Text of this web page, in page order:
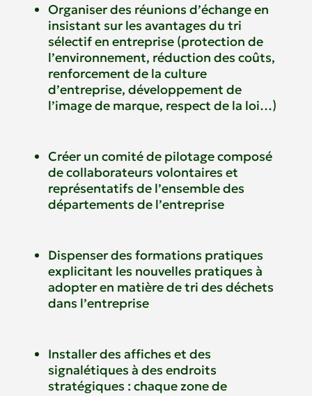
Organiser des réunions d’échange en
insistant sur les avantages du tri
sélectif en entreprise (protection de
l’environnement, réduction des coûts,
renforcement de la culture
d’entreprise, développement de
l’image de marque, respect de la loi…)
Créer un comité de pilotage composé
de collaborateurs volontaires et
représentatifs de l’ensemble des
départements de l’entreprise
Dispenser des formations pratiques
explicitant les nouvelles pratiques à
adopter en matière de tri des déchets
dans l’entreprise
Installer des affiches et des
signalétiques à des endroits
stratégiques : chaque zone de